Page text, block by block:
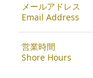
メールアドレス
Email Address
営業時間
Shore Hours